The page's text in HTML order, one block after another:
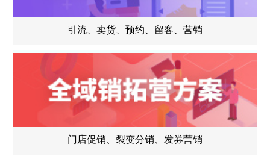
引流、卖货、预约、留客、营销
门店促销、裂变分销、发券营销